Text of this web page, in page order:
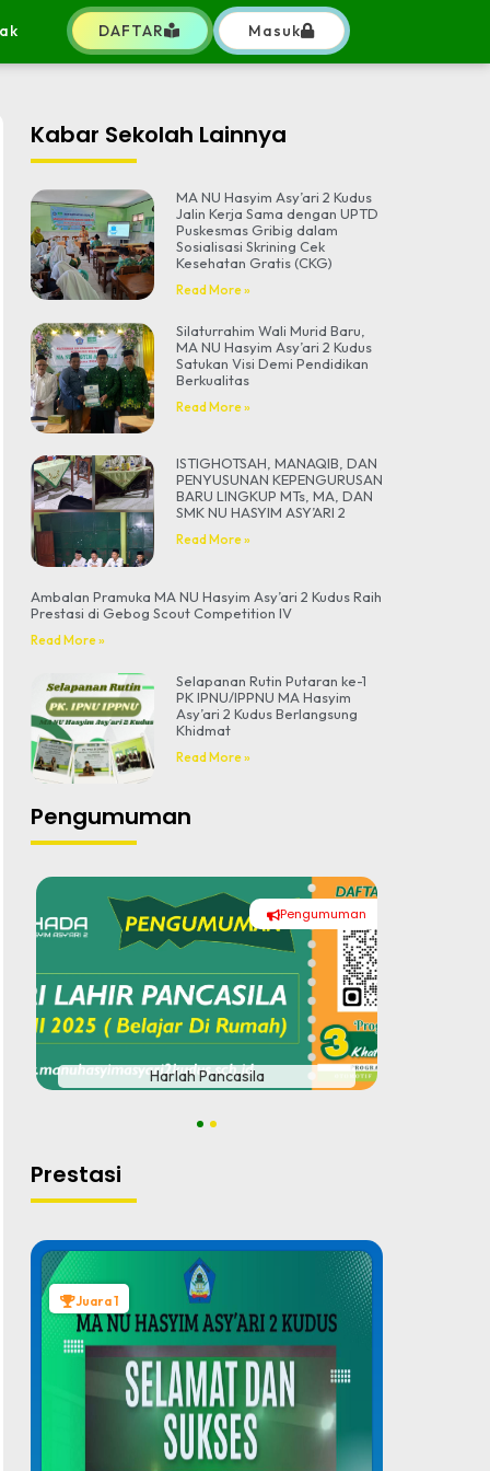
DAFTAR Masuk
Kabar Sekolah Lainnya
MA NU Hasyim Asy’ari 2 Kudus
Jalin Kerja Sama dengan UPTD
Puskesmas Gribig dalam
Sosialisasi Skrining Cek
Kesehatan Gratis (CKG)
Read More »
Silaturrahim Wali Murid Baru,
MA NU Hasyim Asy’ari 2 Kudus
Satukan Visi Demi Pendidikan
Berkualitas
Read More »
ISTIGHOTSAH, MANAQIB, DAN
PENYUSUNAN KEPENGURUSAN
BARU LINGKUP MTs, MA, DAN
SMK NU HASYIM ASY’ARI 2
Read More »
Ambalan Pramuka MA NU Hasyim Asy’ari 2 Kudus Raih
Prestasi di Gebog Scout Competition IV
Read More »
Selapanan Rutin Putaran ke-1
PK IPNU/IPPNU MA Hasyim
Asy’ari 2 Kudus Berlangsung
Khidmat
Read More »
Pengumuman
Pengumuman
#
Harlah Pancasila
Prestasi
Juara 1